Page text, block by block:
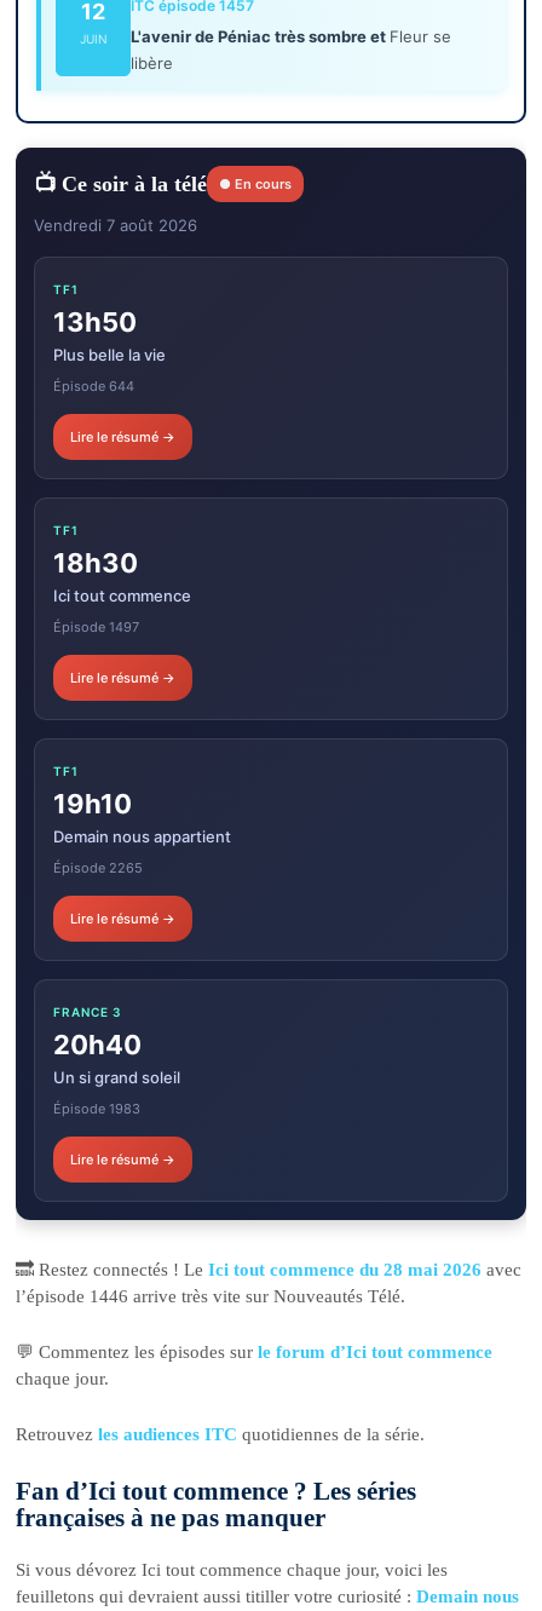
12
JUIN
ITC épisode 1457
L'avenir de Péniac très sombre et Fleur se
libère
📺 Ce soir à la télé ● En cours
Vendredi 7 août 2026
TF1
13h50
Plus belle la vie
Épisode 644
Lire le résumé →
TF1
18h30
Ici tout commence
Épisode 1497
Lire le résumé →
TF1
19h10
Demain nous appartient
Épisode 2265
Lire le résumé →
FRANCE 3
20h40
Un si grand soleil
Épisode 1983
Lire le résumé →
🔜 Restez connectés ! LeIci tout commence du 28 mai 2026avec
l’épisode 1446 arrive très vite sur Nouveautés Télé.
💬 Commentez les épisodes surle forum d’Ici tout commence
chaque jour.
Retrouvezles audiences ITC quotidiennes de la série.
Fan d’Ici tout commence ? Les séries
françaises à ne pas manquer
Si vous dévorez Ici tout commence chaque jour, voici les
feuilletons qui devraient aussi titiller votre curiosité :Demain nous